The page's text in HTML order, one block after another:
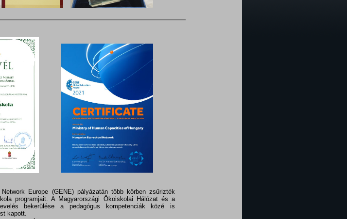
Europe (GENE) pályázatán több körben zsűrizték
programjait. A Magyarországi Ökoiskolai Hálózat és a
bekerülése a pedagógus kompetenciák közé is
kapott.